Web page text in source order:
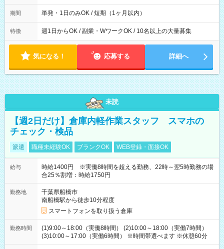
間は 試験により異なります。
期間 単発・1日のみOK / 短期（1ヶ月以内）
特徴 週1日からOK / 副業・WワークOK / 10名以上の大量募集
気になる！ 応募する 詳細へ
未読
【週2日だけ】倉庫内軽作業スタッフ スマホの
チェック・検品
派遣 職種未経験OK ブランクOK WEB登録・面接OK
給与
時給1400円 ※実働8時間を超える勤務、22時～翌5時勤務の場
合25％割増：時給1750円
勤務地
千葉県船橋市
南船橋駅から徒歩10分程度
スマートフォンを取り扱う倉庫
勤務時間
(1)9:00～18:00（実働8時間） (2)10:00～18:00（実働7時間）
(3)10:00～17:00（実働6時間） ※時間帯選べます ※休憩60分